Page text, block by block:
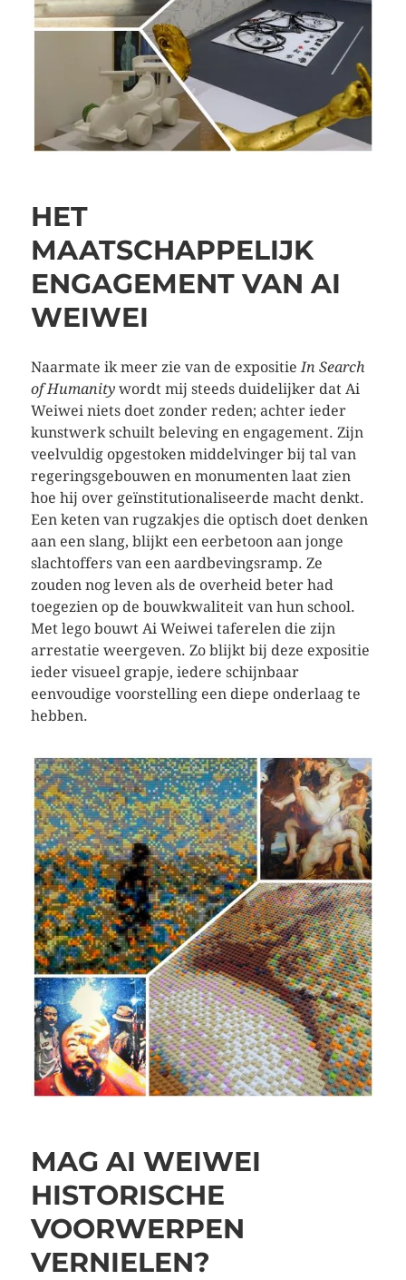
HET
MAATSCHAPPELIJK
ENGAGEMENT VAN AI
WEIWEI
Naarmate ik meer zie van de expositieIn Search
of Humanitywordt mij steeds duidelijker dat Ai
Weiwei niets doet zonder reden; achter ieder
kunstwerk schuilt beleving en engagement. Zijn
veelvuldig opgestoken middelvinger bij tal van
regeringsgebouwen en monumenten laat zien
hoe hij over geïnstitutionaliseerde macht denkt.
Een keten van rugzakjes die optisch doet denken
aan een slang, blijkt een eerbetoon aan jonge
slachtoffers van een aardbevingsramp. Ze
zouden nog leven als de overheid beter had
toegezien op de bouwkwaliteit van hun school.
Met lego bouwt Ai Weiwei taferelen die zijn
arrestatie weergeven. Zo blijkt bij deze expositie
ieder visueel grapje, iedere schijnbaar
eenvoudige voorstelling een diepe onderlaag te
hebben.
MAG AI WEIWEI
HISTORISCHE
VOORWERPEN
VERNIELEN?